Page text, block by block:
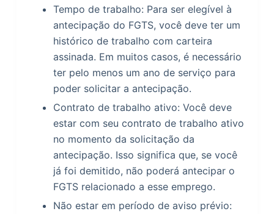
Tempo de trabalho: Para ser elegível à
antecipação do FGTS, você deve ter um
histórico de trabalho com carteira
assinada. Em muitos casos, é necessário
ter pelo menos um ano de serviço para
poder solicitar a antecipação.
Contrato de trabalho ativo: Você deve
estar com seu contrato de trabalho ativo
no momento da solicitação da
antecipação. Isso significa que, se você
já foi demitido, não poderá antecipar o
FGTS relacionado a esse emprego.
Não estar em período de aviso prévio: